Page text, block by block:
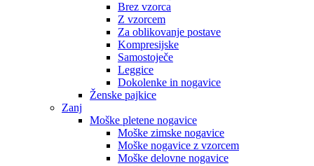
Brez vzorca
Z vzorcem
Za oblikovanje postave
Kompresijske
Samostoječe
Leggice
Dokolenke in nogavice
Ženske pajkice
Zanj
Moške pletene nogavice
Moške zimske nogavice
Moške nogavice z vzorcem
Moške delovne nogavice